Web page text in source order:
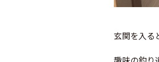
玄関を入る